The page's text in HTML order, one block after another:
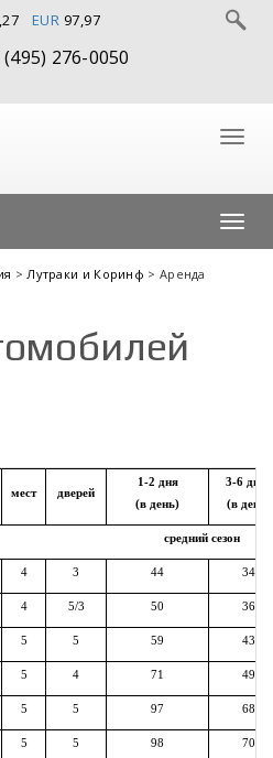
EUR 97,97
(495) 276-0050
>Лутраки и Коринф > Аренда
мест дверей
1-2 дня
(в день)
3-6 дней
(в день)
средний сезон
4 3 44 34
4 5/3 50 36
5 5 59 43
5 4 71 49
5 5 97 68
5 5 98 70